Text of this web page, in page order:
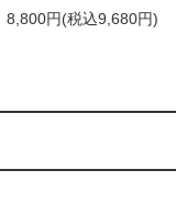
8,800円(税込9,680円)